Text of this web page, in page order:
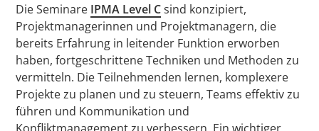
Die Seminare IPMA Level Csind konzipiert,
Projektmanagerinnen und Projektmanagern, die
bereits Erfahrung in leitender Funktion erworben
haben, fortgeschrittene Techniken und Methoden zu
vermitteln. Die Teilnehmenden lernen, komplexere
Projekte zu planen und zu steuern, Teams effektiv zu
führen und Kommunikation und
Konfliktmanagement zu verbessern. Ein wichtiger